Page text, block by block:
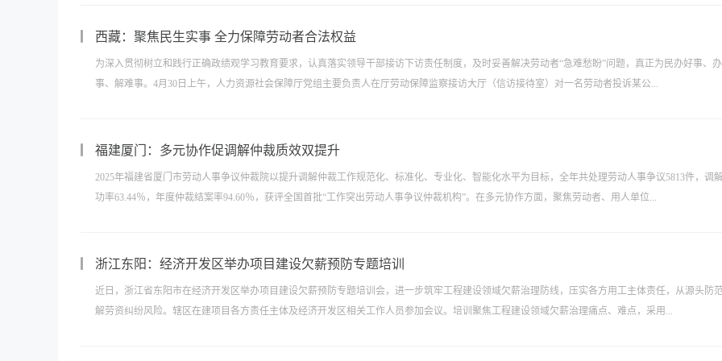
西藏：聚焦民生实事 全力保障劳动者合法权益
为深入贯彻树立和践行正确政绩观学习教育要求，认真落实领导干部接访下访责任制度，及时妥善解决劳动者“急难愁盼”问题，真正为民办好事、
事、解难事。4月30日上午，人力资源社会保障厅党组主要负责人在厅劳动保障监察接访大厅（信访接待室）对一名劳动者投诉某公...
福建厦门：多元协作促调解仲裁质效双提升
2025年福建省厦门市劳动人事争议仲裁院以提升调解仲裁工作规范化、标准化、专业化、智能化水平为目标，全年共处理劳动人事争议5813件，调
功率63.44％，年度仲裁结案率94.60％，获评全国首批“工作突出劳动人事争议仲裁机构”。在多元协作方面，聚焦劳动者、用人单位...
浙江东阳：经济开发区举办项目建设欠薪预防专题培训
近日，浙江省东阳市在经济开发区举办项目建设欠薪预防专题培训会，进一步筑牢工程建设领域欠薪治理防线，压实各方用工主体责任，从源头防
解劳资纠纷风险。辖区在建项目各方责任主体及经济开发区相关工作人员参加会议。培训聚焦工程建设领域欠薪治理痛点、难点，采用...